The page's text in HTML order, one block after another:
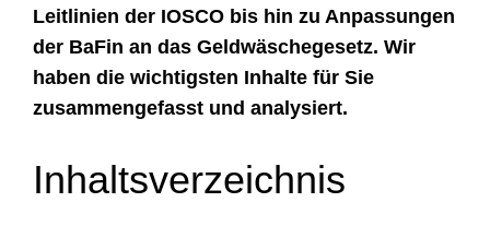
Leitlinien der IOSCO bis hin zu Anpassungen
der BaFin an das Geldwäschegesetz. Wir
haben die wichtigsten Inhalte für Sie
zusammengefasst und analysiert.
Inhaltsverzeichnis